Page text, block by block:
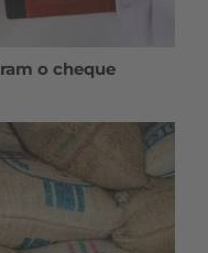
o cheque